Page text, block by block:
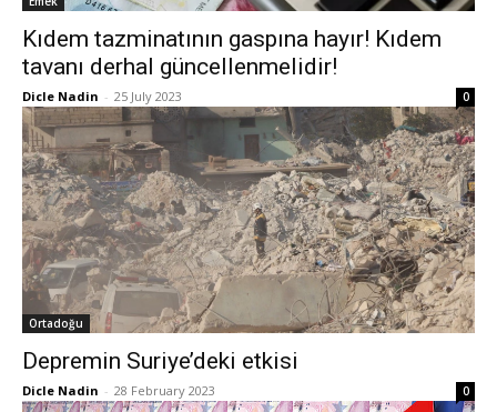
Kıdem tazminatının gaspına hayır! Kıdem
tavanı derhal güncellenmelidir!
Dicle Nadin - 25 July 2023 0
Ortadoğu
Depremin Suriye’deki etkisi
Dicle Nadin - 28 February 2023 0